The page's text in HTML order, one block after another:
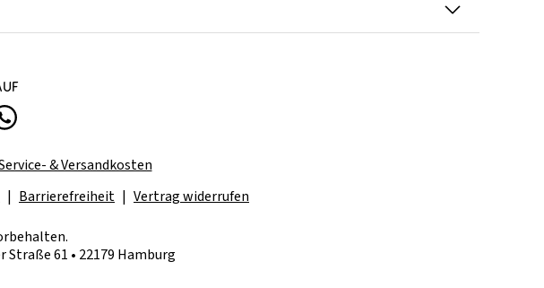
& Versandkosten
Barrierefreiheit Vertrag widerrufen
61 • 22179 Hamburg